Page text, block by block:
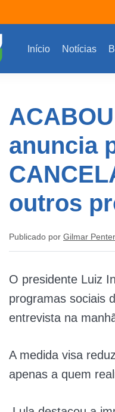
Início Notícias
anuncia
outros
Publicado por Gilmar Penter
O presidente Luiz
programas sociais
entrevista na
A medida visa
apenas a quem